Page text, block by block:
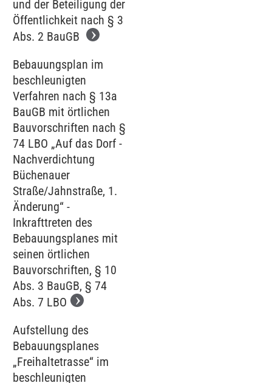
und der Beteiligung der
Öffentlichkeit nach § 3
Abs. 2 BauGB
Bebauungsplan im
beschleunigten
Verfahren nach § 13a
BauGB mit örtlichen
Bauvorschriften nach §
74 LBO „Auf das Dorf -
Nachverdichtung
Büchenauer
Straße/Jahnstraße, 1.
Änderung“ -
Inkrafttreten des
Bebauungsplanes mit
seinen örtlichen
Bauvorschriften, § 10
Abs. 3 BauGB, § 74
Abs. 7 LBO
Aufstellung des
Bebauungsplanes
„Freihaltetrasse“ im
beschleunigten